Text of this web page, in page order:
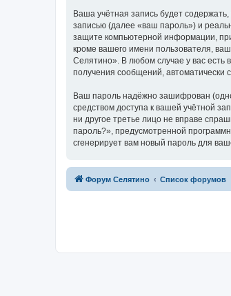
Ваша учётная запись будет
записью (далее «ваш пароль») и
защите компьютерной информации,
кроме вашего имени пользователя,
Селятино». В любом случае у вас есть
получения сообщений, автоматически
Ваш пароль надёжно зашифрован
средством доступа к вашей учётной
ни другое третье лицо не вправе
пароль?», предусмотренной
сгенерирует вам новый пароль для
Форум Селятино Список форумов